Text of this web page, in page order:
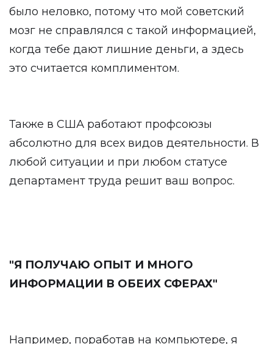
было неловко, потому что мой советский
мозг не справлялся с такой информацией,
когда тебе дают лишние деньги, а здесь
это считается комплиментом.
Также в США работают профсоюзы
абсолютно для всех видов деятельности. В
любой ситуации и при любом статусе
департамент труда решит ваш вопрос.
"Я ПОЛУЧАЮ ОПЫТ И МНОГО
ИНФОРМАЦИИ В ОБЕИХ СФЕРАХ"
Например, поработав на компьютере, я